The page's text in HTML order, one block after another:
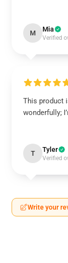
M Mia
Verified
This product
wonderfully;
T Tyler
Verified
Write your